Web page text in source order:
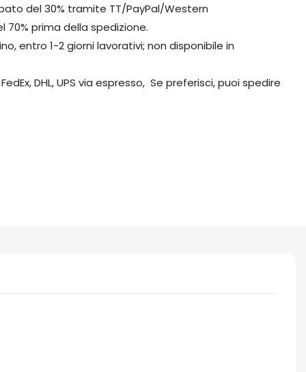
del 30% tramite TT/PayPal/Western
prima della spedizione.
entro 1-2 giorni lavorativi; non disponibile in
FedEx, DHL, UPS via espresso, Se preferisci, puoi spedire